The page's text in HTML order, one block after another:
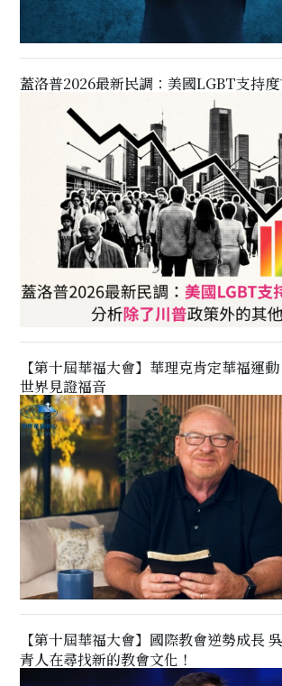
蓋洛普2026最新民調：美國LGBT支持度
【第十屆華福大會】華理克肯定華福運
世界見證福音
【第十屆華福大會】國際教會逆勢成長
青人在尋找新的教會文化！